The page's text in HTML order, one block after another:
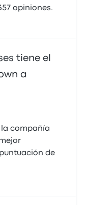
opiniones.
tiene el
a
la compañía
de